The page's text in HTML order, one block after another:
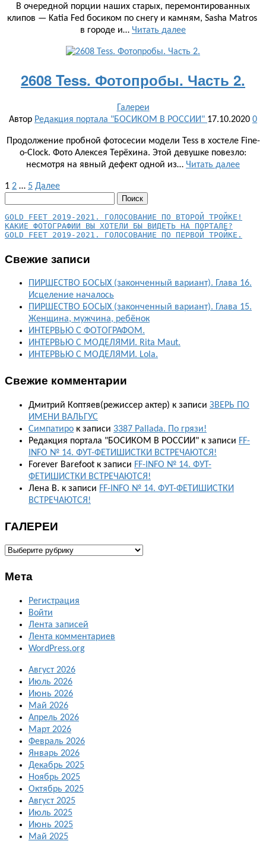
В очередной порции наших старых, перемонтированных
клипов — Katia Fed босиком по снегу и камням, Sasha Matros
в городе и… Читать далее
2608 Tess. Фотопробы. Часть 2.
Галереи
Автор Редакция портала "БОСИКОМ В РОССИИ" 17.10.2020 0
Продолжение пробной фотосесии модели Tess в хостеле Fine-
o-Clock. Фото Алексея Терёхина. Этой девушке повезло:
несмотря на явный дефект одной из… Читать далее
Пагинация
записей
1 2 … 5 Далее
КАКИЕ ФОТОГРАФИИ ВЫ ХОТЕЛИ БЫ ВИДЕТЬ НА ПОРТАЛЕ?
GOLD FEET 2019-2021. ГОЛОСОВАНИЕ ПО ПЕРВОЙ ТРОЙКЕ.
Свежие записи
ПИРШЕСТВО БОСЫХ (законченный вариант). Глава 16.
Исцеление началось
ПИРШЕСТВО БОСЫХ (законченный вариант). Глава 15.
Женщина, мужчина, ребёнок
ИНТЕРВЬЮ С ФОТОГРАФОМ.
ИНТЕРВЬЮ С МОДЕЛЯМИ. Rita Maut.
ИНТЕРВЬЮ С МОДЕЛЯМИ. Lola.
Свежие комментарии
Дмитрий Коптяев(режиссер актер) к записи ЗВЕРЬ ПО
ИМЕНИ ВАЛЬГУС
Симпатиро к записи 3387 Pallada. По грязи!
Редакция портала "БОСИКОМ В РОССИИ" к записи FF-
INFO № 14. ФУТ-ФЕТИШИСТКИ ВСТРЕЧАЮТСЯ!
Forever Barefoot к записи FF-INFO № 14. ФУТ-
ФЕТИШИСТКИ ВСТРЕЧАЮТСЯ!
Лена В. к записи FF-INFO № 14. ФУТ-ФЕТИШИСТКИ
ВСТРЕЧАЮТСЯ!
ГАЛЕРЕИ
ГАЛЕРЕИ
Мета
Регистрация
Войти
Лента записей
Лента комментариев
WordPress.org
Август 2026
Июль 2026
Июнь 2026
Май 2026
Апрель 2026
Март 2026
Февраль 2026
Январь 2026
Декабрь 2025
Ноябрь 2025
Октябрь 2025
Август 2025
Июль 2025
Июнь 2025
Май 2025